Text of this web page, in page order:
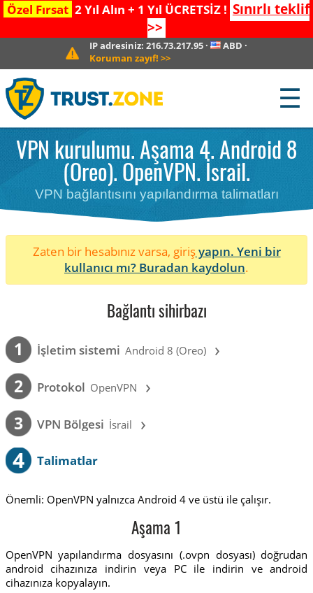
Özel Fırsat 2 Yıl Alın + 1 Yıl ÜCRETSİZ ! Sınırlı teklif
>>
IP adresiniz: 216.73.217.95· ABD ·
Koruman zayıf! >>
☰
VPN kurulumu. Aşama 4. Android 8
(Oreo). OpenVPN. İsrail.
VPN bağlantısını yapılandırma talimatları
Zaten bir hesabınız varsa, girişyapın. Yeni bir
kullanıcı mı? Buradan kaydolun.
Bağlantı sihirbazı
1 İşletim sistemi Android 8 (Oreo) ›
2 Protokol OpenVPN ›
3 VPN Bölgesi İsrail ›
4 Talimatlar
Önemli: OpenVPN yalnızca Android 4 ve üstü ile çalışır.
Aşama 1
OpenVPN yapılandırma dosyasını (.ovpn dosyası) doğrudan
android cihazınıza indirin veya PC ile indirin ve android
cihazınıza kopyalayın.